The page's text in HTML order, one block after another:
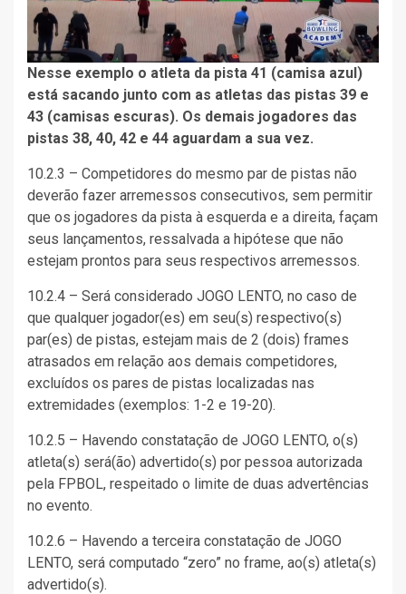
Nesse exemplo o atleta da pista 41 (camisa azul)
está sacando junto com as atletas das pistas 39 e
43 (camisas escuras). Os demais jogadores das
pistas 38, 40, 42 e 44 aguardam a sua vez.
10.2.3 – Competidores do mesmo par de pistas não
deverão fazer arremessos consecutivos, sem permitir
que os jogadores da pista à esquerda e a direita, façam
seus lançamentos, ressalvada a hipótese que não
estejam prontos para seus respectivos arremessos.
10.2.4 – Será considerado JOGO LENTO, no caso de
que qualquer jogador(es) em seu(s) respectivo(s)
par(es) de pistas, estejam mais de 2 (dois) frames
atrasados em relação aos demais competidores,
excluídos os pares de pistas localizadas nas
extremidades (exemplos: 1-2 e 19-20).
10.2.5 – Havendo constatação de JOGO LENTO, o(s)
atleta(s) será(ão) advertido(s) por pessoa autorizada
pela FPBOL, respeitado o limite de duas advertências
no evento.
10.2.6 – Havendo a terceira constatação de JOGO
LENTO, será computado “zero” no frame, ao(s) atleta(s)
advertido(s).